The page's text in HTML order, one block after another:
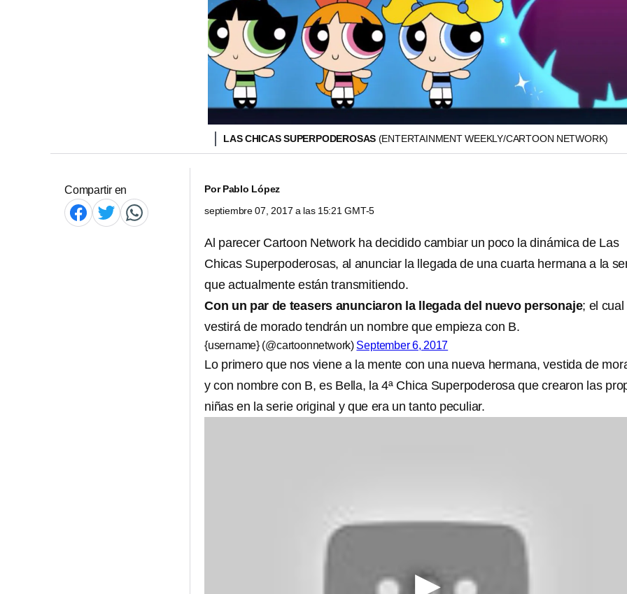
LAS CHICAS SUPERPODEROSAS (ENTERTAINMENT WEEKLY/CARTOON NETWORK)
Compartir en PorPablo López
septiembre 07, 2017 a las 15:21 GMT-5
Al parecer Cartoon Network ha decidido cambiar un poco la dinámica de Las
Chicas Superpoderosas, al anunciar la llegada de una cuarta hermana a la
que actualmente están transmitiendo.
Con un par de teasers anunciaron la llegada del nuevo personaje; el cual
vestirá de morado tendrán un nombre que empieza con B.
{username} (@cartoonnetwork) September 6, 2017
Lo primero que nos viene a la mente con una nueva hermana, vestida de
y con nombre con B, es Bella, la 4ª Chica Superpoderosa que crearon las
niñas en la serie original y que era un tanto peculiar.